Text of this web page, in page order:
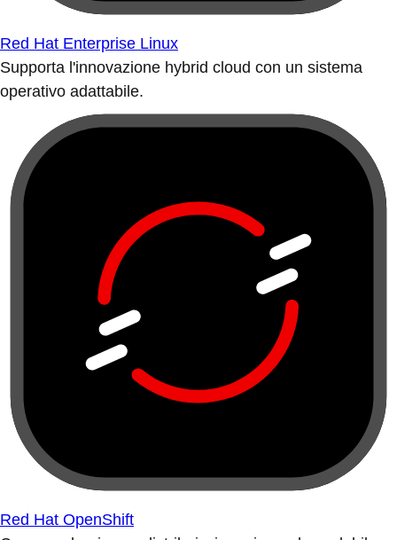
Red Hat Enterprise Linux
Supporta l'innovazione hybrid cloud con un sistema
operativo adattabile.
Red Hat OpenShift